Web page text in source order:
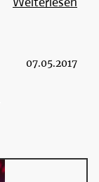
07.05.2017